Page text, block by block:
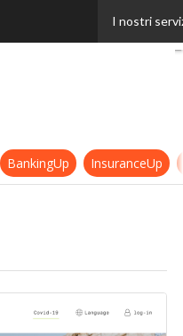
I nostri
BankingUp InsuranceUp